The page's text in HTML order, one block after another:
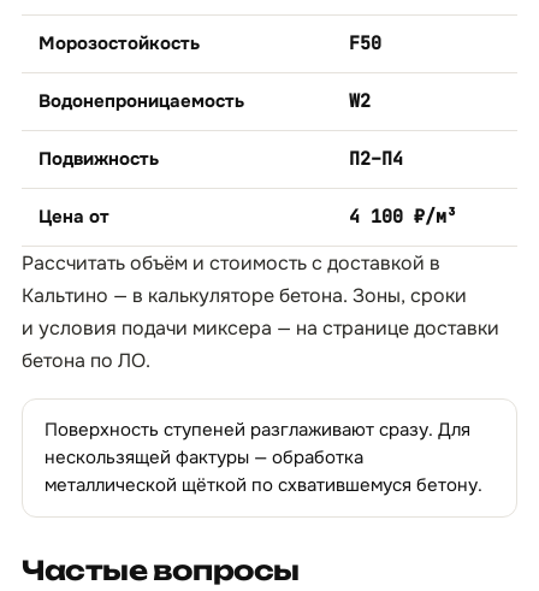
Морозостойкость F50
Водонепроницаемость W2
Подвижность П2–П4
Цена от 4 100 ₽/м³
Рассчитать объём и стоимость с доставкой в
Кальтино — в калькуляторе бетона. Зоны, сроки
и условия подачи миксера — на страницедоставки
бетона по ЛО.
Поверхность ступеней разглаживают сразу. Для
нескользящей фактуры — обработка
металлической щёткой по схватившемуся бетону.
Частые вопросы